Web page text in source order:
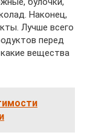
Наконец,
Лучше всего
перед
вещества